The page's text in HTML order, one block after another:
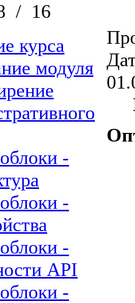
/ 16
курса
модуля
-
-
-
API
-